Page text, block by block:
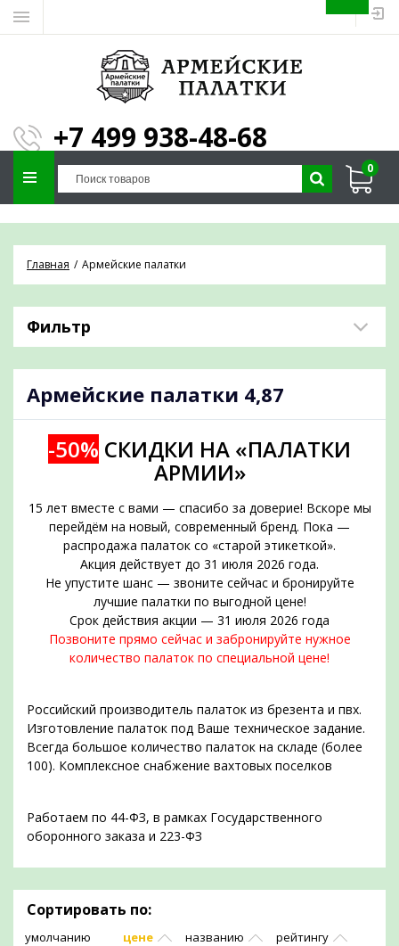
+7 499 938-48-68
0
Главная Армейские палатки
Фильтр
Армейские палатки 4,87
-50% СКИДКИ НА «ПАЛАТКИ
АРМИИ»
15 лет вместе с вами — спасибо за доверие! Вскоре мы
перейдём на новый, современный бренд. Пока —
распродажа палаток со «старой этикеткой».
Акция действует до 31 июля 2026 года.
Не упустите шанс — звоните сейчас и бронируйте
лучшие палатки по выгодной цене!
Срок действия акции — 31 июля 2026 года
Позвоните прямо сейчас и забронируйте нужное
количество палаток по специальной цене!
Российский производитель палаток из брезента и пвх.
Изготовление палаток под Ваше техническое задание.
Всегда большое количество палаток на складе (более
100). Комплексное снабжение вахтовых поселков
Работаем по 44-ФЗ, в рамках Государственного
оборонного заказа и 223-ФЗ
Сортировать по:
умолчанию цене названию рейтингу
ЗАПОЛНИТЕ ФОРМУ И
МЫ ПОДБЕРЕМ
ПАЛАТКУ ПОД ВАШИ
ПАРАМЕТРЫ!
Отправим предложение на почту и
проконсультируем по любым вопросам
подобрать